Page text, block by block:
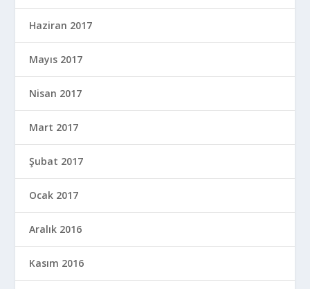
Haziran 2017
Mayıs 2017
Nisan 2017
Mart 2017
Şubat 2017
Ocak 2017
Aralık 2016
Kasım 2016